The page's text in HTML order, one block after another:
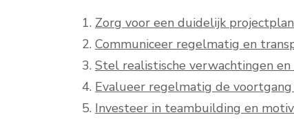
Zorg voor een duidelijk
Communiceer regelmatig en
Stel realistische verwachtingen en
Evalueer regelmatig de
Investeer in teambuilding en